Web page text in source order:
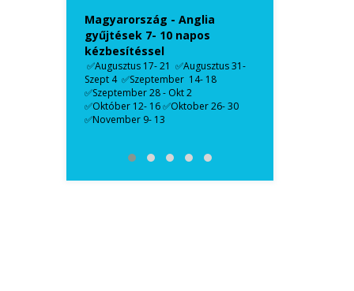
Magyarország - Anglia
gyűjtések 7- 10 napos
kézbesítéssel
✅Augusztus 17- 21 ✅Augusztus 31-
Szept 4 ✅Szeptember 14- 18
✅Szeptember 28 - Okt 2
✅Október 12- 16 ✅Oktober 26- 30
✅November 9- 13